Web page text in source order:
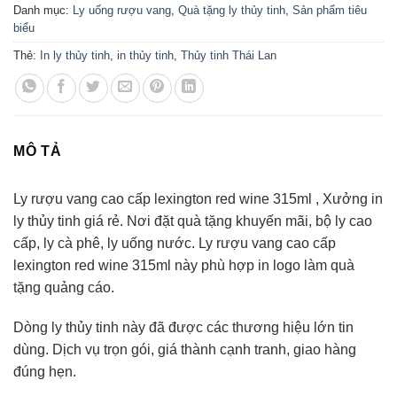
Danh mục: Ly uống rượu vang, Quà tặng ly thủy tinh, Sản phẩm tiêu
biểu
Thẻ: In ly thủy tinh, in thủy tinh, Thủy tinh Thái Lan
MÔ TẢ
Ly rượu vang cao cấp lexington red wine 315ml , Xưởng in
ly thủy tinh giá rẻ. Nơi đặt quà tặng khuyến mãi, bộ ly cao
cấp, ly cà phê, ly uống nước. Ly rượu vang cao cấp
lexington red wine 315ml này phù hợp in logo làm quà
tặng quảng cáo.
Dòng ly thủy tinh này đã được các thương hiệu lớn tin
dùng. Dịch vụ trọn gói, giá thành cạnh tranh, giao hàng
đúng hẹn.